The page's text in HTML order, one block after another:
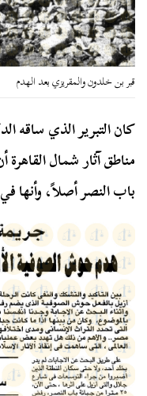
قبر بن خلدون والمقريزي بعد الهدم
كان التبرير الذي ساقه
مناطق آثار شمال
باب النصر أصلاً، وأنها